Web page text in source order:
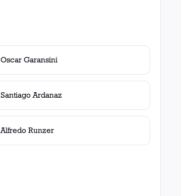
Oscar Garansini
Santiago Ardanaz
Alfredo Runzer